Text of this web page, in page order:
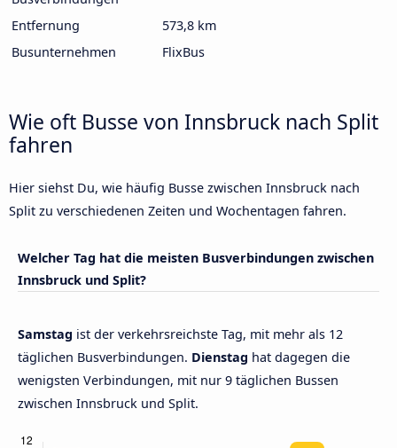
Entfernung
573,8 km
Busunternehmen
FlixBus
Wie oft Busse von Innsbruck nach Split
fahren
Hier siehst Du, wie häufig Busse zwischen Innsbruck nach
Split zu verschiedenen Zeiten und Wochentagen fahren.
Welcher Tag hat die meisten Busverbindungen zwischen
Innsbruck und Split?
Samstag ist der verkehrsreichste Tag, mit mehr als 12
täglichen Busverbindungen. Dienstag hat dagegen die
wenigsten Verbindungen, mit nur 9 täglichen Bussen
zwischen Innsbruck und Split.